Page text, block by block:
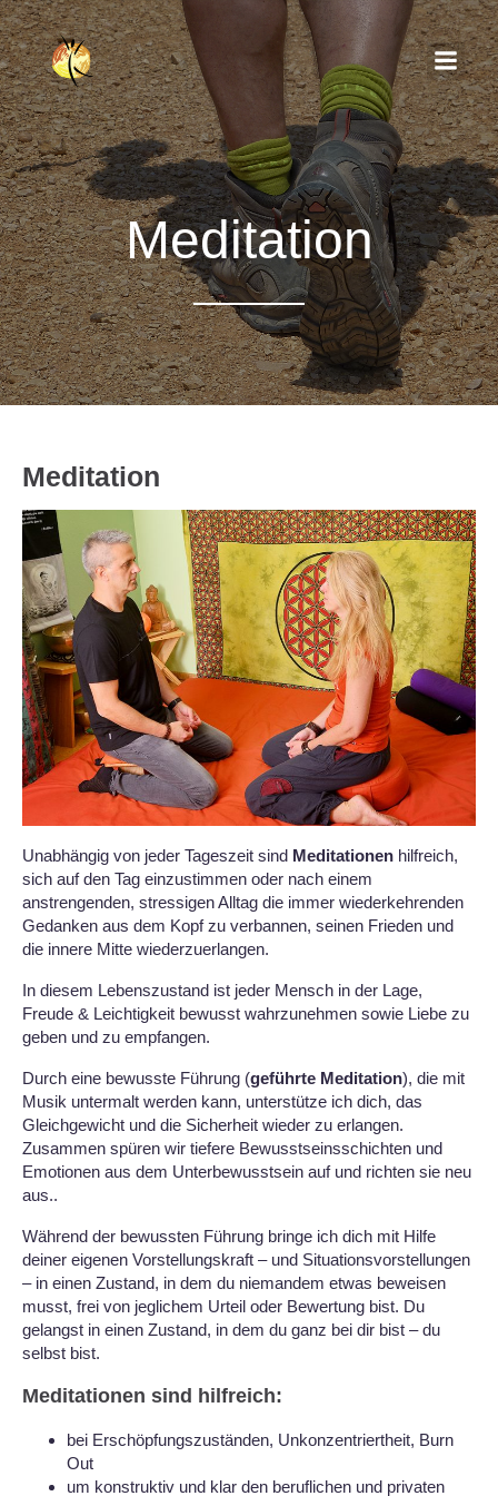
Meditation
Meditation
Unabhängig von jeder Tageszeit sind Meditationen hilfreich,
sich auf den Tag einzustimmen oder nach einem
anstrengenden, stressigen Alltag die immer wiederkehrenden
Gedanken aus dem Kopf zu verbannen, seinen Frieden und
die innere Mitte wiederzuerlangen.
In diesem Lebenszustand ist jeder Mensch in der Lage,
Freude & Leichtigkeit bewusst wahrzunehmen sowie Liebe zu
geben und zu empfangen.
Durch eine bewusste Führung (geführte Meditation), die mit
Musik untermalt werden kann, unterstütze ich dich, das
Gleichgewicht und die Sicherheit wieder zu erlangen.
Zusammen spüren wir tiefere Bewusstseinsschichten und
Emotionen aus dem Unterbewusstsein auf und richten sie neu
aus..
Während der bewussten Führung bringe ich dich mit Hilfe
deiner eigenen Vorstellungskraft – und Situationsvorstellungen
– in einen Zustand, in dem du niemandem etwas beweisen
musst, frei von jeglichem Urteil oder Bewertung bist. Du
gelangst in einen Zustand, in dem du ganz bei dir bist – du
selbst bist.
Meditationen sind hilfreich:
bei Erschöpfungszuständen, Unkonzentriertheit, Burn
Out
um konstruktiv und klar den beruflichen und privaten